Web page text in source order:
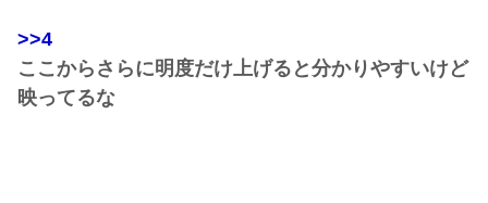
>>4
ここからさらに明度だけ上げると分かりやすいけど
映ってるな